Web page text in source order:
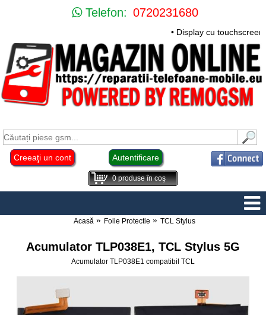
Telefon: 0720231680
• Display cu
Creeaţi un cont Autentificare
0produse în coş
Acasă Folie Protectie TCL Stylus
Acumulator TLP038E1, TCL Stylus 5G
Acumulator TLP038E1 compatibil TCL